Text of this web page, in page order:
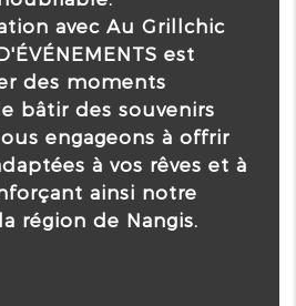
avec Au Grillchic
est
des moments
bâtir des souvenirs
engageons à offrir
à vos rêves et à
ainsi notre
région de Nangis.